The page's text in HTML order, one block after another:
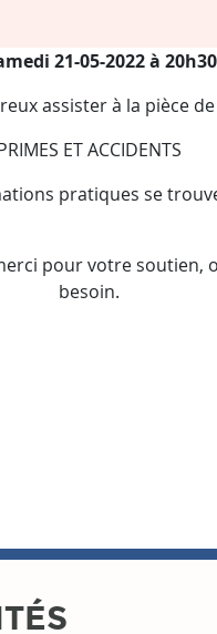
21-05-2022 à 20h30
assister à la pièce
ET ACCIDENTS
pratiques se
pour votre soutien,
besoin.